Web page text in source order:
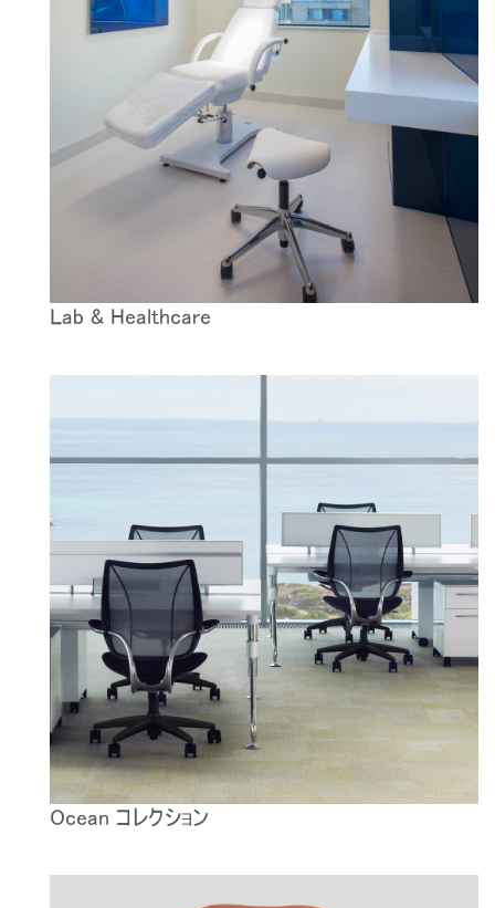
Lab & Healthcare
Ocean コレクション